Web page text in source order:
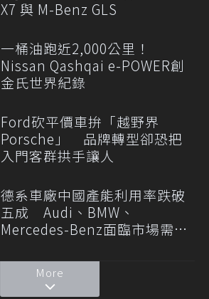
X7 與 M-Benz GLS
一桶油跑近2,000公里！
Nissan Qashqai e-POWER創
金氏世界紀錄
Ford砍平價車拚「越野界
Porsche」 品牌轉型卻恐把
入門客群拱手讓人
德系車廠中國產能利用率跌破
五成 Audi、BMW、
Mercedes-Benz面臨市場需求
More